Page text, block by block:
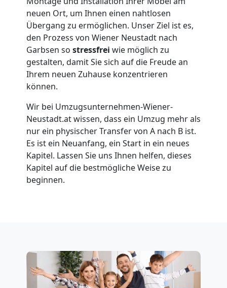
neuen Ort, um Ihnen einen nahtlosen
Übergang zu ermöglichen. Unser Ziel ist es,
den Prozess von Wiener Neustadt nach
Garbsen so stressfrei wie möglich zu
gestalten, damit Sie sich auf die Freude an
Ihrem neuen Zuhause konzentrieren
können.
Wir bei Umzugsunternehmen-Wiener-
Neustadt.at wissen, dass ein Umzug mehr als
nur ein physischer Transfer von A nach B ist.
Es ist ein Neuanfang, ein Start in ein neues
Kapitel. Lassen Sie uns Ihnen helfen, dieses
Kapitel auf die bestmögliche Weise zu
beginnen.
Übersiedlung
Wiener
Neustadt
Klaviertransport
Wiener
Neustadt
Neustadt